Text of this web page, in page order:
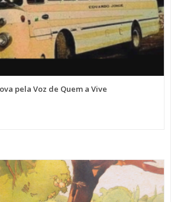
pela Voz de Quem a Vive